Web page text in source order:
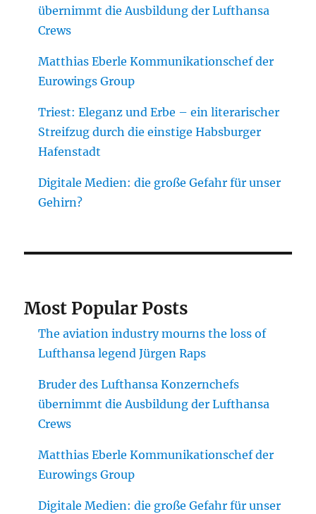
übernimmt die Ausbildung der Lufthansa
Crews
Matthias Eberle Kommunikationschef der
Eurowings Group
Triest: Eleganz und Erbe – ein literarischer
Streifzug durch die einstige Habsburger
Hafenstadt
Digitale Medien: die große Gefahr für unser
Gehirn?
Most Popular Posts
The aviation industry mourns the loss of
Lufthansa legend Jürgen Raps
Bruder des Lufthansa Konzernchefs
übernimmt die Ausbildung der Lufthansa
Crews
Matthias Eberle Kommunikationschef der
Eurowings Group
Digitale Medien: die große Gefahr für unser